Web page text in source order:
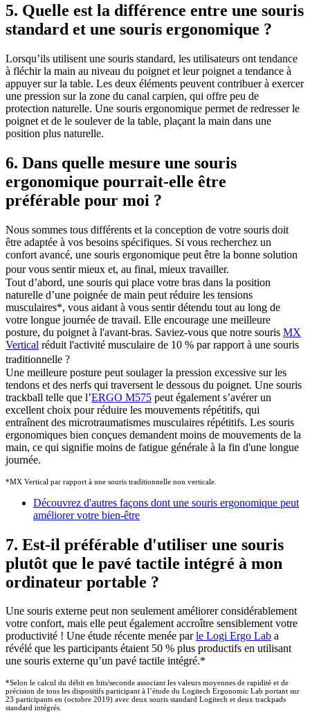
5. Quelle est la différence entre une souris
standard et une souris ergonomique ?
Lorsqu’ils utilisent une souris standard, les utilisateurs ont tendance
à fléchir la main au niveau du poignet et leur poignet a tendance à
appuyer sur la table. Les deux éléments peuvent contribuer à exercer
une pression sur la zone du canal carpien, qui offre peu de
protection naturelle. Une souris ergonomique permet de redresser le
poignet et de le soulever de la table, plaçant la main dans une
position plus naturelle.
6. Dans quelle mesure une souris
ergonomique pourrait-elle être
préférable pour moi ?
Nous sommes tous différents et la conception de votre souris doit
être adaptée à vos besoins spécifiques. Si vous recherchez un
confort avancé, une souris ergonomique peut être la bonne solution
pour vous sentir mieux et, au final, mieux travailler.
Tout d’abord, une souris qui place votre bras dans la position
naturelle d’une poignée de main peut réduire les tensions
musculaires*, vous aidant à vous sentir détendu tout au long de
votre longue journée de travail. Elle encourage une meilleure
posture, du poignet à l'avant-bras. Saviez-vous que notre souris MX
Vertical réduit l'activité musculaire de 10 % par rapport à une souris
traditionnelle ?
Une meilleure posture peut soulager la pression excessive sur les
tendons et des nerfs qui traversent le dessous du poignet. Une souris
trackball telle que l’ERGO M575 peut également s’avérer un
excellent choix pour réduire les mouvements répétitifs, qui
entraînent des microtraumatismes musculaires répétitifs. Les souris
ergonomiques bien conçues demandent moins de mouvements de la
main, ce qui signifie moins de fatigue générale à la fin d'une longue
journée.
*MX Vertical par rapport à une souris traditionnelle non verticale.
Découvrez d'autres façons dont une souris ergonomique peut
améliorer votre bien-être
7. Est-il préférable d'utiliser une souris
plutôt que le pavé tactile intégré à mon
ordinateur portable ?
Une souris externe peut non seulement améliorer considérablement
votre confort, mais elle peut également accroître sensiblement votre
productivité ! Une étude récente menée parle Logi Ergo Lab a
révélé que les participants étaient 50 % plus productifs en utilisant
une souris externe qu’un pavé tactile intégré.*
*Selon le calcul du débit en bits/seconde associant les valeurs moyennes de rapidité et de
précision de tous les dispositifs participant à l’étude du Logitech Ergonomic Lab portant sur
23 participants en (octobre 2019) avec deux souris standard Logitech et deux trackpads
standard intégrés.